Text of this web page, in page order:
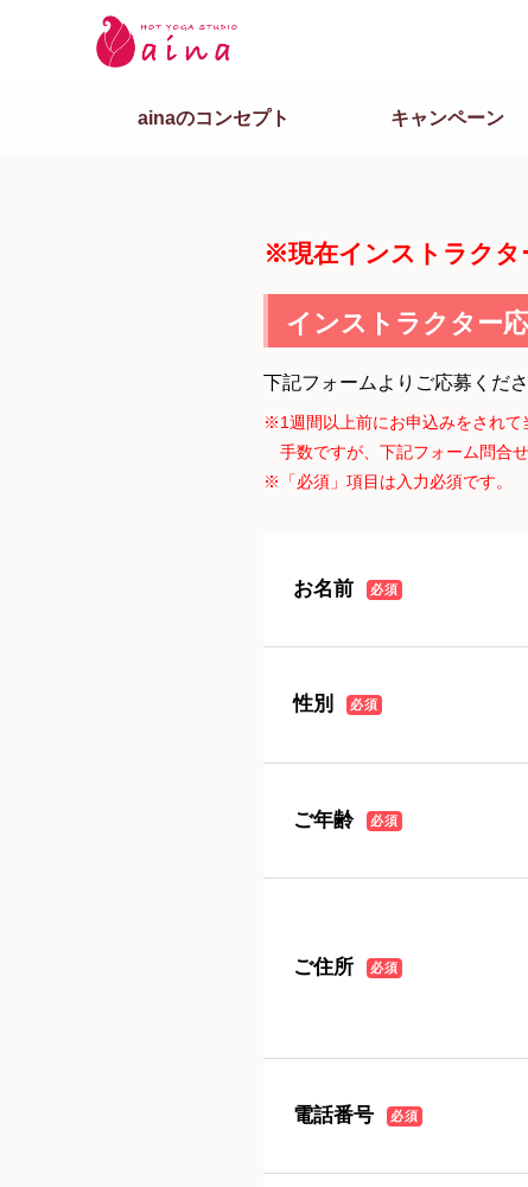
ainaのコンセプト キャンペーン
※現在インストラクタ
インストラクター
下記フォームよりご応募くだ
※1週間以上前にお申込みをされて
手数ですが、下記フォーム問合
※「必須」項目は入力必須です。
お名前 必須
性別 必須
ご年齢 必須
ご住所 必須
電話番号 必須